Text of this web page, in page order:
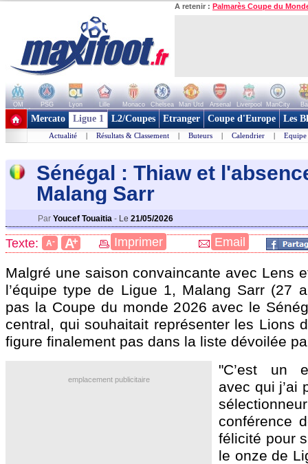
A retenir : Palmarès Coupe du
OM PSG Lyon Lille Monaco Chelsea Man Utd Arsenal Liverpool ManCity
+ de clubs
Mercato Ligue 1 L2/Coupes Etranger Coupe d'Europe Les
Actualité | Résultats & Classement | Buteurs | Calendrier | Equipe
Sénégal : Thiaw et
Malang Sarr
Par Youcef Touaitia - Le 21/05/2026
Texte: A- A+ Imprimer Email
Malgré une saison convaincante avec Lens
l’équipe type de Ligue 1, Malang Sarr (27
pas la Coupe du monde 2026 avec le
central, qui souhaitait représenter les Lions
figure finalement pas dans la liste dévoilée
emplacement publicitaire
"C’est un
avec qui j’ai
conférence
félicité pour
le onze de